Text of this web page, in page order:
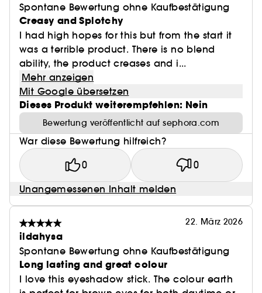
Spontane Bewertung ohne Kaufbestätigung
Creasy and Splotchy
I had high hopes for this but from the start it
was a terrible product. There is no blend
ability, the product creases and i...
Mehr anzeigen
Mit Google übersetzen
Dieses Produkt weiterempfehlen: Nein
Bewertung veröffentlicht auf sephora.com
War diese Bewertung hilfreich?
0 0
Unangemessenen Inhalt melden
22. März 2026
ildahysa
Spontane Bewertung ohne Kaufbestätigung
Long lasting and great colour
I love this eyeshadow stick. The colour earth